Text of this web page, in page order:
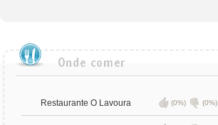
Restaurante O Lavoura (0%) (0%)